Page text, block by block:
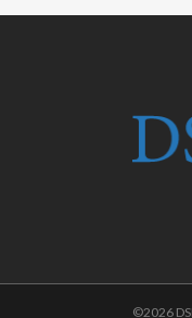
©2026